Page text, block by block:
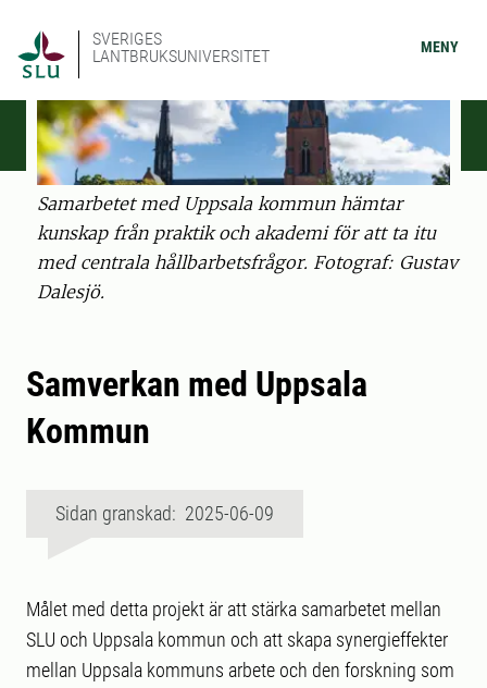
SVERIGES
LANTBRUKSUNIVERSITET
MENY
Samarbetet med Uppsala kommun hämtar
kunskap från praktik och akademi för att ta itu
med centrala hållbarbetsfrågor. Fotograf: Gustav
Dalesjö.
Samverkan med Uppsala
Kommun
Sidan granskad: 2025-06-09
Målet med detta projekt är att stärka samarbetet mellan
SLU och Uppsala kommun och att skapa synergieffekter
mellan Uppsala kommuns arbete och den forskning som